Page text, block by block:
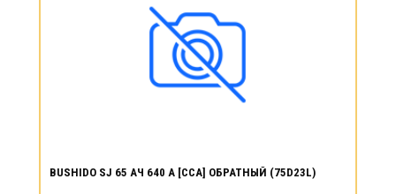
BUSHIDO SJ 65 АЧ 640 А [CCA] ОБРАТНЫЙ (75D23L)